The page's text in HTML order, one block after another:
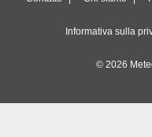
Informativa sulla
© 2026